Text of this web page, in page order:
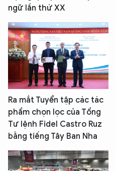
ngữ lần thứ XX
Ra mắt Tuyển tập các tác
phẩm chọn lọc của Tổng
Tư lệnh Fidel Castro Ruz
bằng tiếng Tây Ban Nha